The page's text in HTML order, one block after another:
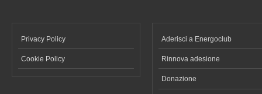
Privacy Policy
Cookie Policy
Aderisci a Energoclub
Rinnova adesione
Donazione